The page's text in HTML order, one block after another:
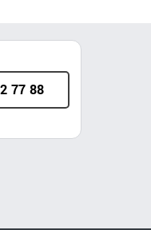
77 88